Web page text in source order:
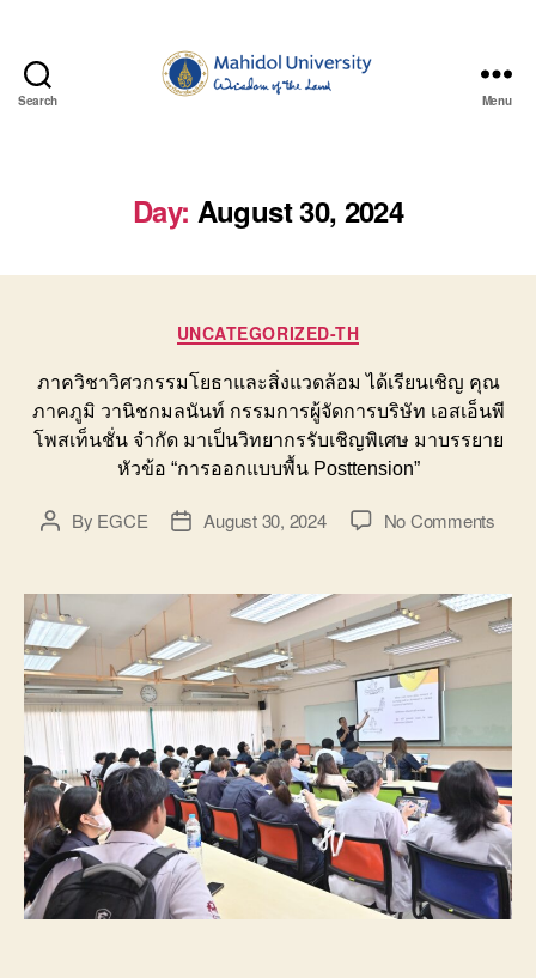
Search
and
Environmental
Faculty
Engineering,
University
Menu
Day: August 30, 2024
Categories
UNCATEGORIZED-TH
ภาควิชาวิศวกรรมโยธาและสิ่งแวดล้อม ได้เรียนเชิญ คุณ
ภาคภูมิ วานิชกมลนันท์ กรรมการผู้จัดการบริษัท เอสเอ็นพี
โพสเท็นชั่น จำกัด มาเป็นวิทยากรรับเชิญพิเศษ มาบรรยาย
หัวข้อ “การออกแบบพื้น Posttension”
PostBy EGCE
PostAugust 30, 2024 No Commentson
วิศว
โยธา
และ
สิ่ง
เรียน
เชิญ
คุณ
ภาค
ภูมิ
วานิช
กม